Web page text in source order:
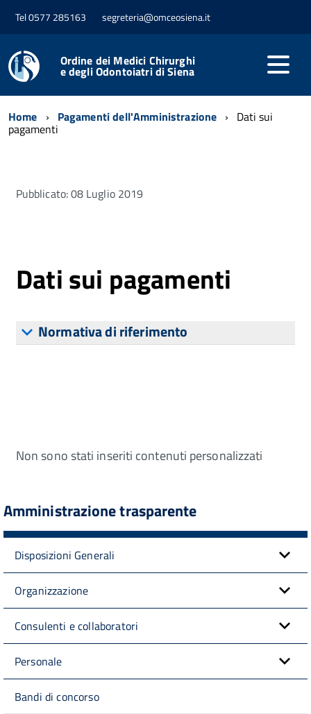
Tel 0577 285163 segreteria@omceosiena.it
Ordine dei Medici Chirurghi
e degli Odontoiatri di Siena
Home Pagamenti dell'Amministrazione Dati sui
pagamenti
Pubblicato: 08 Luglio 2019
Dati sui pagamenti
Normativa di riferimento
Non sono stati inseriti contenuti personalizzati
Amministrazione trasparente
Disposizioni Generali
Organizzazione
Consulenti e collaboratori
Personale
Bandi di concorso